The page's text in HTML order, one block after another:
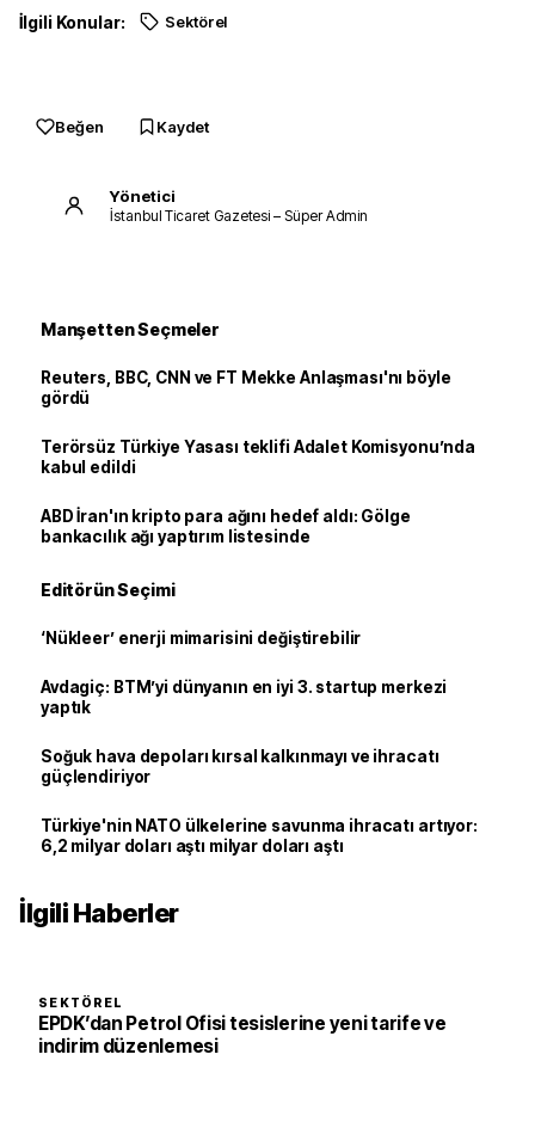
İlgili Konular: Sektörel
Beğen Kaydet
Yönetici
İstanbul Ticaret Gazetesi – Süper Admin
Manşetten Seçmeler
Reuters, BBC, CNN ve FT Mekke Anlaşması'nı böyle
gördü
Terörsüz Türkiye Yasası teklifi Adalet Komisyonu’nda
kabul edildi
ABD İran'ın kripto para ağını hedef aldı: Gölge
bankacılık ağı yaptırım listesinde
Editörün Seçimi
‘Nükleer’ enerji mimarisini değiştirebilir
Avdagiç: BTM’yi dünyanın en iyi 3. startup merkezi
yaptık
Soğuk hava depoları kırsal kalkınmayı ve ihracatı
güçlendiriyor
Türkiye'nin NATO ülkelerine savunma ihracatı artıyor:
6,2 milyar doları aştı milyar doları aştı
İlgili Haberler
SEKTÖREL
EPDK’dan Petrol Ofisi tesislerine yeni tarife ve
indirim düzenlemesi